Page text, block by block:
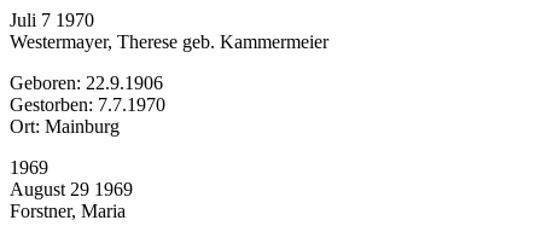
Juli 7 1970
Westermayer, Therese geb. Kammermeier
Geboren: 22.9.1906
Gestorben: 7.7.1970
Ort: Mainburg
1969
August 29 1969
Forstner, Maria